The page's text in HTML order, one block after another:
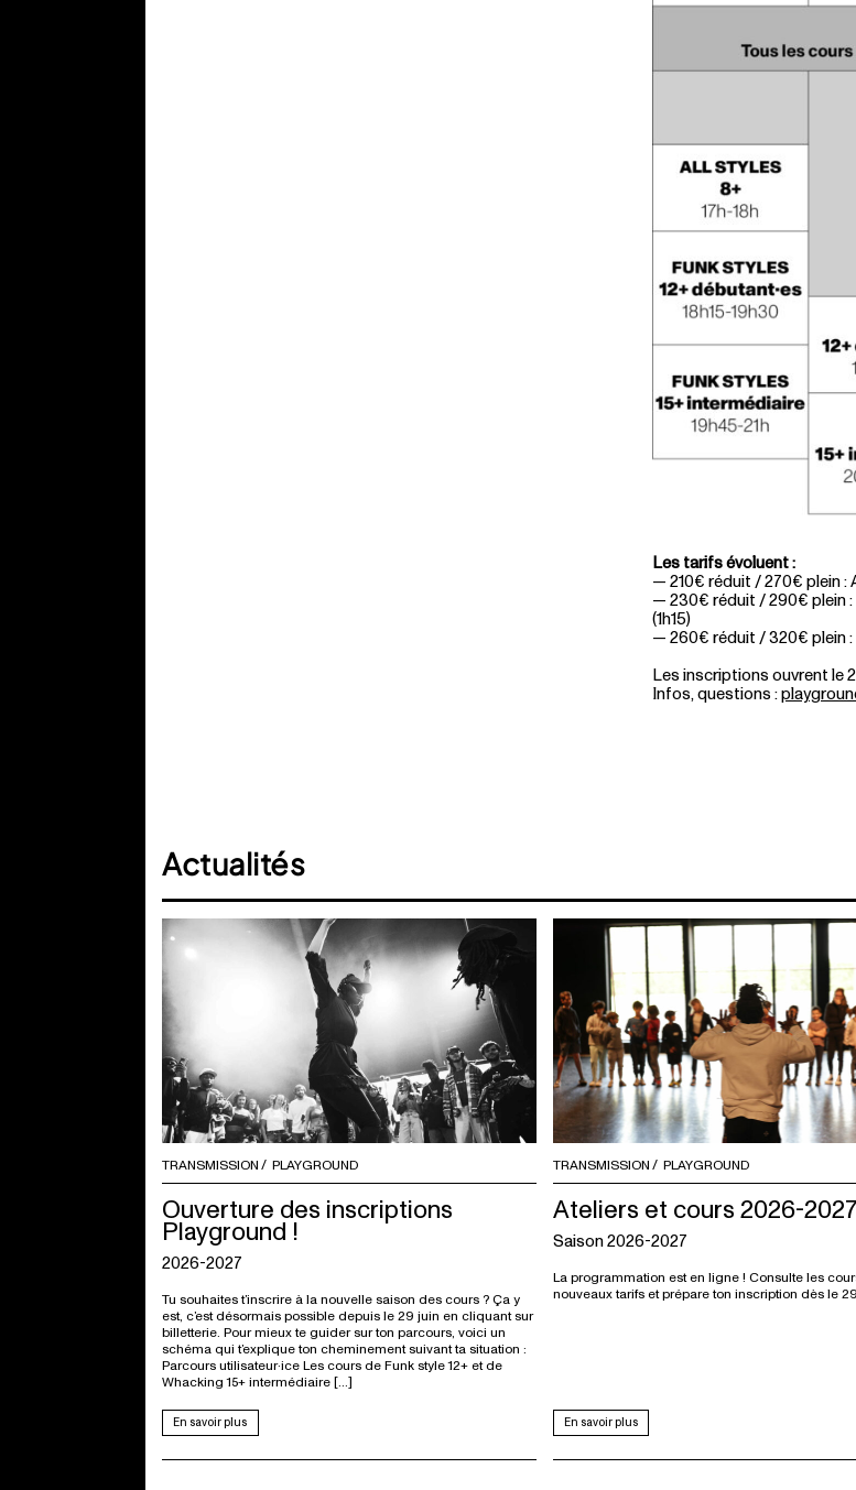
Les tarifs évoluent :
— 210€ réduit / 270€ plein :
— 230€ réduit / 290€ plein :
(1h15)
— 260€ réduit / 320€ plein :
Les inscriptions ouvrent le
Infos, questions :
Actualités
TRANSMISSION PLAYGROUND
Ouverture des inscriptions
Playground !
2026-2027
Tu souhaites t’inscrire à la nouvelle saison des cours ? Ça y
est, c’est désormais possible depuis le 29 juin en cliquant sur
billetterie. Pour mieux te guider sur ton parcours, voici un
schéma qui t’explique ton cheminement suivant ta situation :
Parcours utilisateur·ice Les cours de Funk style 12+ et de
Whacking 15+ intermédiaire […]
En savoir plus
TRANSMISSION PLAYGROUND
Ateliers et cours 2026-2027
Saison 2026-2027
La programmation est en ligne ! Consulte les
nouveaux tarifs et prépare ton inscription dès le
En savoir plus